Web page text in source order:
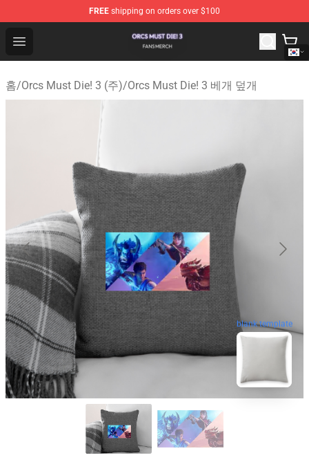
FREE shipping on orders over $100
Open menu
Orcs Must Die! 3 Shop - Official Orcs Must Die! 3
홈/Orcs Must Die! 3 (주)/Orcs Must Die! 3 베개 덮개
blank template